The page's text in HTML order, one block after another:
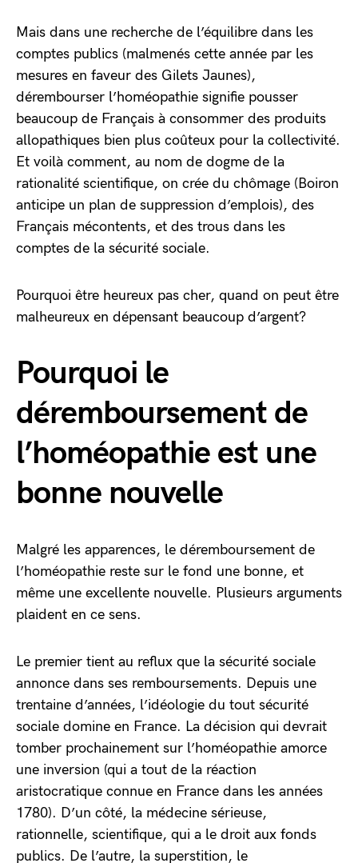
Mais dans une recherche de l’équilibre dans les
comptes publics (malmenés cette année par les
mesures en faveur des Gilets Jaunes),
dérembourser l’homéopathie signifie pousser
beaucoup de Français à consommer des produits
allopathiques bien plus coûteux pour la collectivité.
Et voilà comment, au nom de dogme de la
rationalité scientifique, on crée du chômage (Boiron
anticipe un plan de suppression d’emplois), des
Français mécontents, et des trous dans les
comptes de la sécurité sociale.
Pourquoi être heureux pas cher, quand on peut être
malheureux en dépensant beaucoup d’argent?
Pourquoi le
déremboursement de
l’homéopathie est une
bonne nouvelle
Malgré les apparences, le déremboursement de
l’homéopathie reste sur le fond une bonne, et
même une excellente nouvelle. Plusieurs arguments
plaident en ce sens.
Le premier tient au reflux que la sécurité sociale
annonce dans ses remboursements. Depuis une
trentaine d’années, l’idéologie du tout sécurité
sociale domine en France. La décision qui devrait
tomber prochainement sur l’homéopathie amorce
une inversion (qui a tout de la réaction
aristocratique connue en France dans les années
1780). D’un côté, la médecine sérieuse,
rationnelle, scientifique, qui a le droit aux fonds
publics. De l’autre, la superstition, le